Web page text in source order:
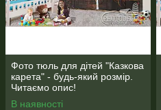
Фото тюль для дітей "Казкова
карета" - будь-який розмір.
Читаємо опис!
В наявності